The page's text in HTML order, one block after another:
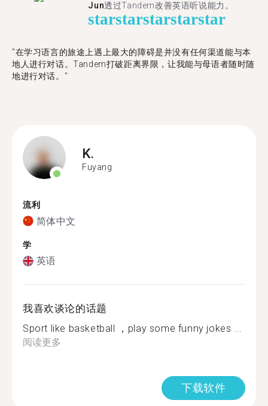
Jun透过Tandem改善英语听说能力。
starstarstarstarstar
"在学习语言的旅途上遇上最大的障碍是并没有任何渠道能与本
地人进行对话。Tandem打破距离界限，让我能与母语者随时随
地进行对话。"
K.
Fuyang
流利
简体中文
学
英语
我喜欢谈论的话题
Sport like basketball ，play some funny jokes ...
阅读更多
下载软件